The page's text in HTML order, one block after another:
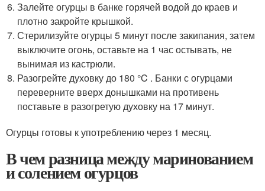
Залейте огурцы в банке горячей водой до краев и
плотно закройте крышкой.
Стерилизуйте огурцы 5 минут после закипания, затем
выключите огонь, оставьте на 1 час остывать, не
вынимая из кастрюли.
Разогрейте духовку до 180 °C . Банки с огурцами
переверните вверх донышками на противень
поставьте в разогретую духовку на 17 минут.
Огурцы готовы к употреблению через 1 месяц.
В чем разница между маринованием
и солением огурцов